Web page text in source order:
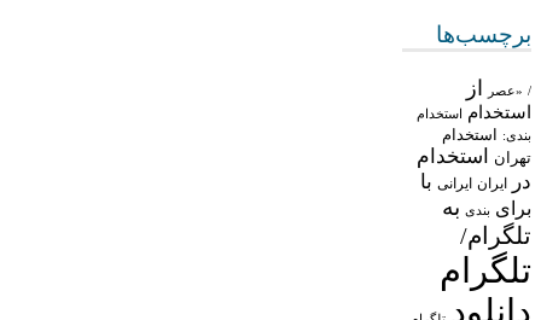
برچسب‌ها
/ «عصر از
استخدام استخدام
بندی: استخدام
تهران
استخدام
در
ایران ایرانی با
برای بندی به
تلگرام/
تلگرام
دانلود